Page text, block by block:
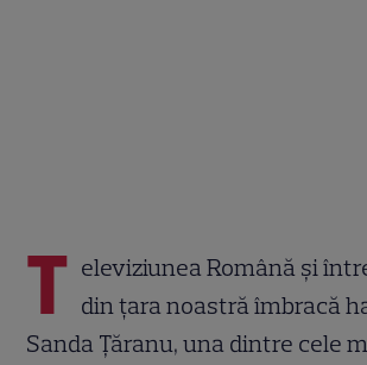
T eleviziunea Română și
din țara noastră îmbracă
Sanda Țăranu, una dintre cele